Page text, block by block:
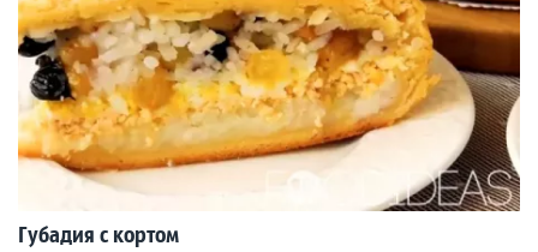
Губадия с кортом